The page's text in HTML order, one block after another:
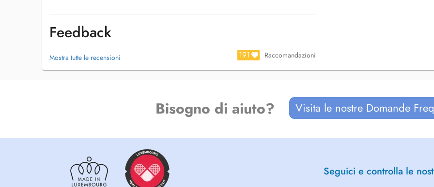
- bei weiteren Fragen wählen sie 54 82 98
- in case of emergencies please call the practice on 54 82 98
- please wear a mask in the office if you are coughing or having fever
- for further questions call 54 82 98
Feedback
Mostra tutte le recensioni 191 Raccomandazioni
Bisogno di aiuto? Visita le nostre Domande
Seguici e controlla le